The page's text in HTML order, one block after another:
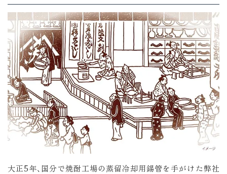
大正5年、国分で焼酎工場の蒸留冷却用錫管を手がけた弊社